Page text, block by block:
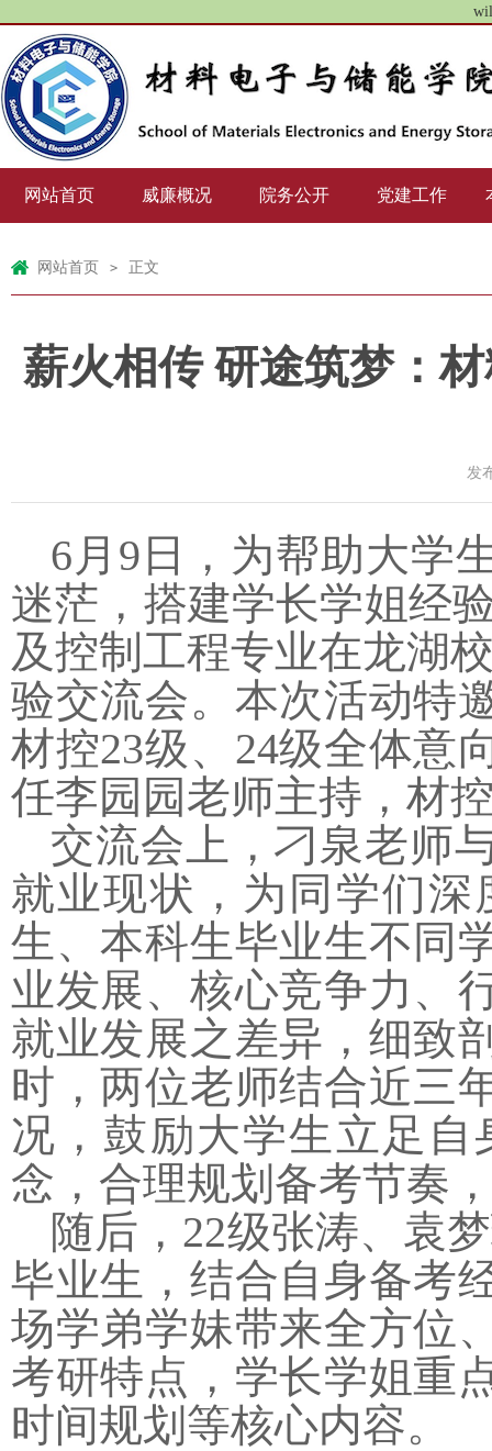
网站首页 威廉概况 院务公开 党建工作
网站首页 > 正文
薪火相传 研途筑梦：
发
6月9日，为帮助大学
迷茫，搭建学长学姐经
及控制工程专业在龙湖
验交流会。本次活动特
材控23级、24级全体意
任李园园老师主持，材
交流会上，刁泉老师
就业现状，为同学们
生、本科生毕业生不同
业发展、核心竞争力、
就业发展之差异，细致
时，两位老师结合近三
况，鼓励大学生立足
念，合理规划备考节奏
随后，22级张涛、袁
毕业生，结合自身备考
场学弟学妹带来全方位
考研特点，学长学姐重
时间规划等核心内容。